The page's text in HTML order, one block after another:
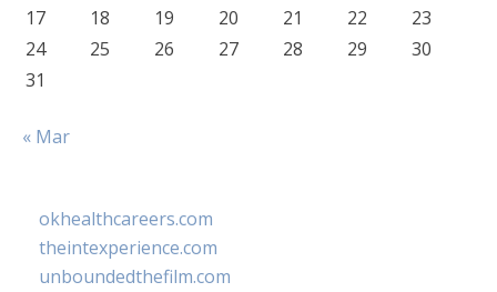
17
18 19 20 21 22
23
24
25 26 27 28 29
30
31
« Mar
okhealthcareers.com
theintexperience.com
unboundedthefilm.com